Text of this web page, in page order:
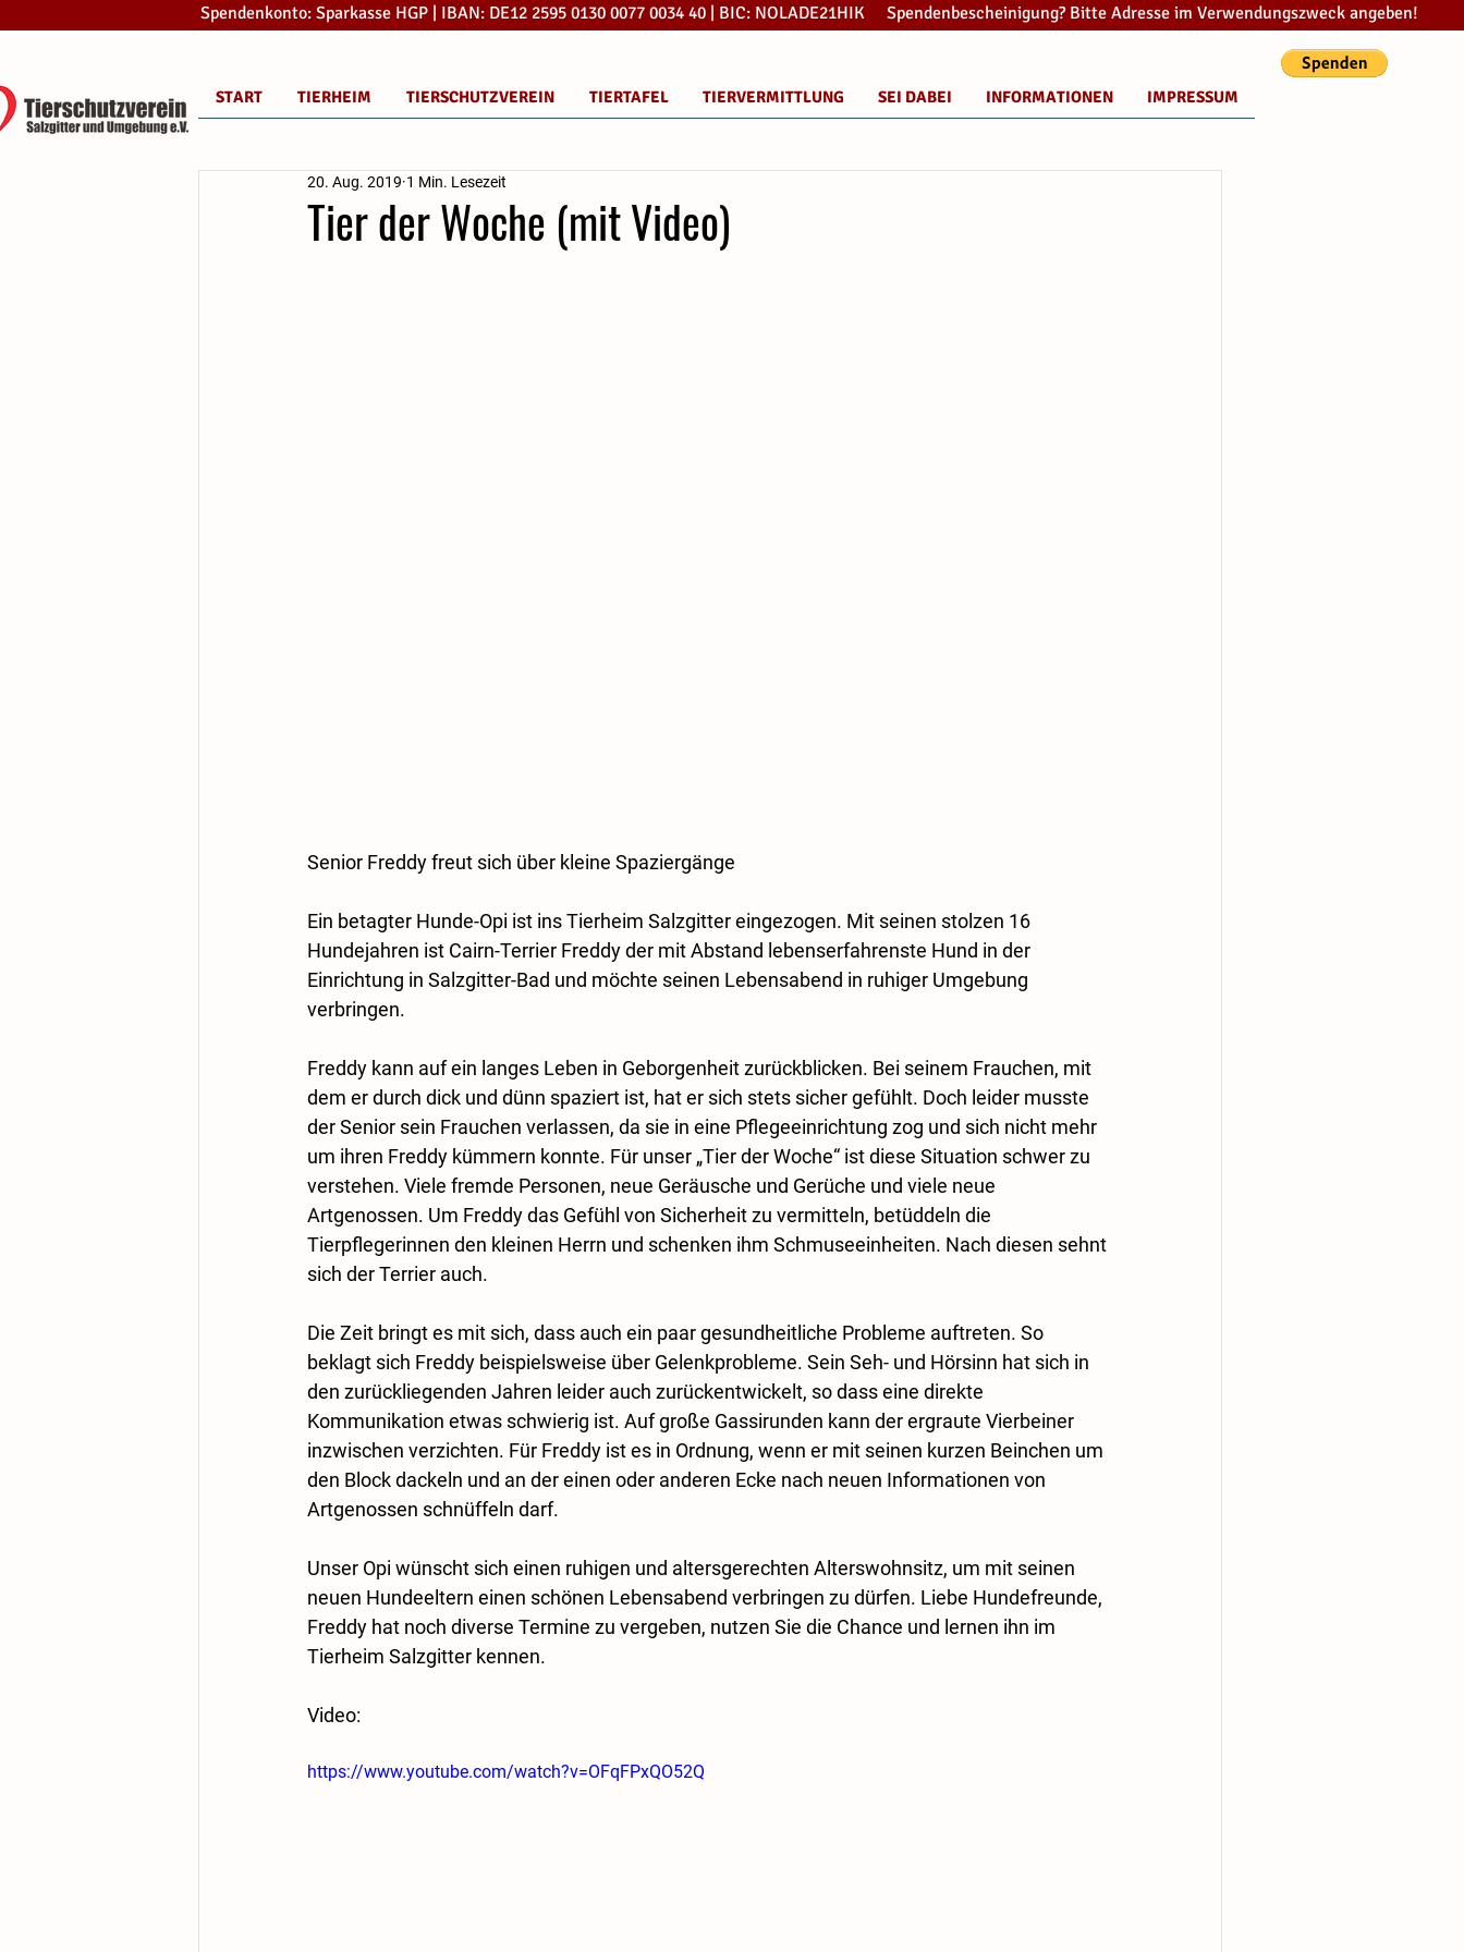
Spendenkonto: Sparkasse HGP | IBAN: DE12 2595 0130 0077 0034 40 | BIC: NOLADE21HIK Spendenbescheinigung? Bitte Adresse im Verwendungszweck angeben!
START TIERHEIM TIERSCHUTZVEREIN TIERTAFEL TIERVERMITTLUNG SEI DABEI INFORMATIONEN IMPRESSUM
Tier der Woche (mit Video)
20. Aug. 2019 1 Min. Lesezeit
Senior Freddy freut sich über kleine Spaziergänge
Ein betagter Hunde-Opi ist ins Tierheim Salzgitter eingezogen. Mit seinen stolzen 16
Hundejahren ist Cairn-Terrier Freddy der mit Abstand lebenserfahrenste Hund in der
Einrichtung in Salzgitter-Bad und möchte seinen Lebensabend in ruhiger Umgebung
verbringen.
Freddy kann auf ein langes Leben in Geborgenheit zurückblicken. Bei seinem Frauchen, mit
dem er durch dick und dünn spaziert ist, hat er sich stets sicher gefühlt. Doch leider musste
der Senior sein Frauchen verlassen, da sie in eine Pflegeeinrichtung zog und sich nicht mehr
um ihren Freddy kümmern konnte. Für unser „Tier der Woche“ ist diese Situation schwer zu
verstehen. Viele fremde Personen, neue Geräusche und Gerüche und viele neue
Artgenossen. Um Freddy das Gefühl von Sicherheit zu vermitteln, betüddeln die
Tierpflegerinnen den kleinen Herrn und schenken ihm Schmuseeinheiten. Nach diesen sehnt
sich der Terrier auch.
Die Zeit bringt es mit sich, dass auch ein paar gesundheitliche Probleme auftreten. So
beklagt sich Freddy beispielsweise über Gelenkprobleme. Sein Seh- und Hörsinn hat sich in
den zurückliegenden Jahren leider auch zurückentwickelt, so dass eine direkte
Kommunikation etwas schwierig ist. Auf große Gassirunden kann der ergraute Vierbeiner
inzwischen verzichten. Für Freddy ist es in Ordnung, wenn er mit seinen kurzen Beinchen um
den Block dackeln und an der einen oder anderen Ecke nach neuen Informationen von
Artgenossen schnüffeln darf.
Unser Opi wünscht sich einen ruhigen und altersgerechten Alterswohnsitz, um mit seinen
neuen Hundeeltern einen schönen Lebensabend verbringen zu dürfen. Liebe Hundefreunde,
Freddy hat noch diverse Termine zu vergeben, nutzen Sie die Chance und lernen ihn im
Tierheim Salzgitter kennen.
Video:
https://www.youtube.com/watch?v=OFqFPxQO52Q